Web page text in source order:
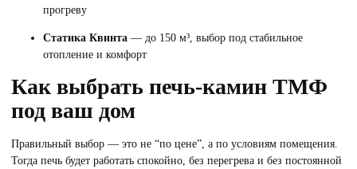
прогреву
Статика Квинта — до 150 м³, выбор под стабильное
отопление и комфорт
Как выбрать печь-камин ТМФ
под ваш дом
Правильный выбор — это не “по цене”, а по условиям помещения.
Тогда печь будет работать спокойно, без перегрева и без постоянной